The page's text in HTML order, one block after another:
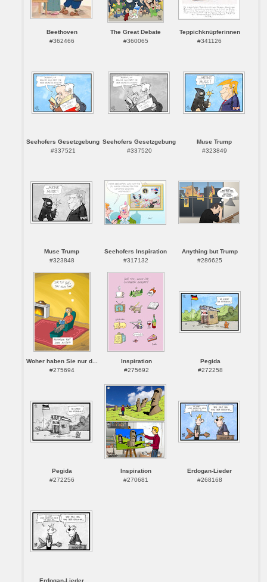
Beethoven
#362466
The Great Debate
#360065
Teppichknüpferinnen
#341126
Seehofers Gesetzgebung
#337521
Seehofers Gesetzgebung
#337520
Muse Trump
#323849
Muse Trump
#323848
Seehofers Inspiration
#317132
Anything but Trump
#286625
Woher haben Sie nur d...
#275694
Inspiration
#275692
Pegida
#272258
Pegida
#272256
Inspiration
#270681
Erdogan-Lieder
#268168
Erdogan-Lieder